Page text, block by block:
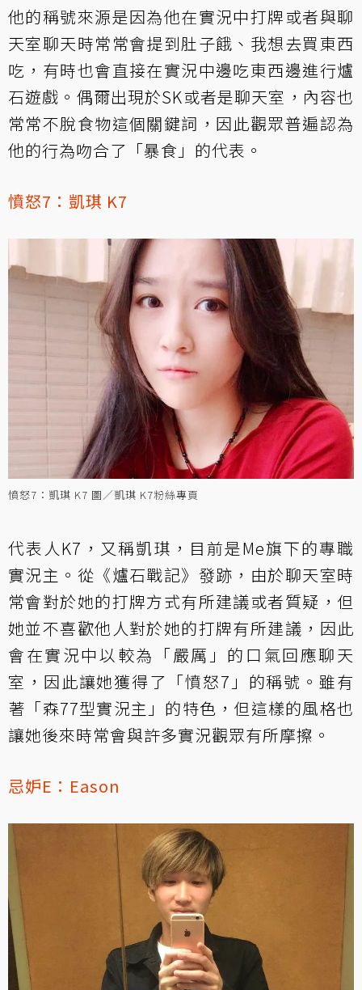
他的稱號來源是因為他在實況中打牌或者與聊
天室聊天時常常會提到肚子餓、我想去買東西
吃，有時也會直接在實況中邊吃東西邊進行爐
石遊戲。偶爾出現於SK或者是聊天室，內容也
常常不脫食物這個關鍵詞，因此觀眾普遍認為
他的行為吻合了「暴食」的代表。
憤怒7： 凱琪 K7
憤怒7：凱琪 K7 圖／凱琪 K7粉絲專頁
代表人K7，又稱凱琪，目前是Me旗下的專職
實況主。從《爐石戰記》發跡，由於聊天室時
常會對於她的打牌方式有所建議或者質疑，但
她並不喜歡他人對於她的打牌有所建議，因此
會在實況中以較為「嚴厲」的口氣回應聊天
室，因此讓她獲得了「憤怒7」的稱號。雖有
著「森77型實況主」的特色，但這樣的風格也
讓她後來時常會與許多實況觀眾有所摩擦。
忌妒E： Eason